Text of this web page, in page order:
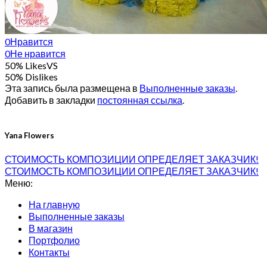
0Нравится
0Не нравится
50% LikesVS
50% Dislikes
Эта запись была размещена в Выполненные заказы
Добавить в закладки постоянная ссылка
Yana Flowers
СТОИМОСТЬ КОМПОЗИЦИИ ОПРЕДЕЛЯЕТ ЗАКАЗЧИК!
СТОИМОСТЬ КОМПОЗИЦИИ ОПРЕДЕЛЯЕТ ЗАКАЗЧИК!
Меню:
На главную
Выполненные заказы
В магазин
Портфолио
Контакты